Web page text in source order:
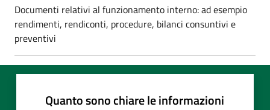
Documenti relativi al funzionamento interno: ad esempio
rendimenti, rendiconti, procedure, bilanci consuntivi e
preventivi
Quanto sono chiare le informazioni